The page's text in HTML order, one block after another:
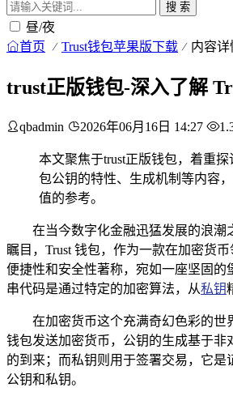
搜 索
昼/夜
首页 Trust钱包苹果版下载 内容详
trust正版钱包-深入了解
qbadmin 2026年06月16日 14:27
本文聚焦于trust正版钱包，着重
包公钥的特性、生成机制等内容
值的参考。
在当今数字化金融迅猛发展的浪潮
瞩目，Trust 钱包，作为一款在加密货
便捷性和安全性著称，宛如一座坚固的
串代码是通过特定的加密算法，从私钥
在加密货币这个充满奇幻色彩的
钱包发送加密货币，公钥的生成基于
的到来；而私钥则用于签署交易，它
公钥和私钥。